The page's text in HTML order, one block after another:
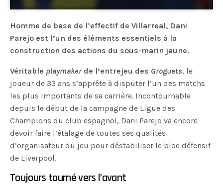
Homme de base de l’effectif de Villarreal, Dani
Parejo est l’un des éléments essentiels à la
construction des actions du sous-marin jaune.
Véritable playmaker de l’entrejeu des Groguets, le
joueur de 33 ans s’apprête à disputer l’un des matchs
les plus importants de sa carrière. Incontournable
depuis le début de la campagne de Ligue des
Champions du club espagnol, Dani Parejo va encore
devoir faire l’étalage de toutes ses qualités
d’organisateur du jeu pour déstabiliser le bloc défensif
de Liverpool.
Toujours tourné vers l’avant